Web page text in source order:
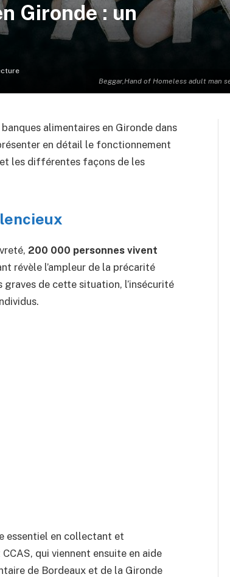
Beggar,Hand of Homeless adult man
Gironde : un
alimentaires en Gironde dans
en détail le fonctionnement
les différentes façons de les
200 000 personnes vivent
révèle l’ampleur de la précarité
de cette situation, l’insécurité
essentiel en collectant et
qui viennent ensuite en aide
de Bordeaux et de la Gironde